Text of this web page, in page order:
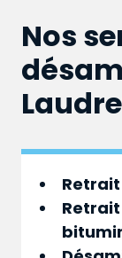
Nos
Retrait